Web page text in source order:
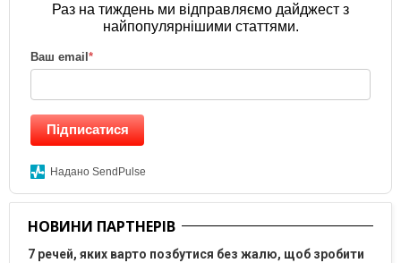
Раз на тиждень ми відправляємо дайджест з
найпопулярнішими статтями.
Ваш email *
Підписатися
Надано SendPulse
НОВИНИ ПАРТНЕРІВ
7 речей, яких варто позбутися без жалю, щоб зробити